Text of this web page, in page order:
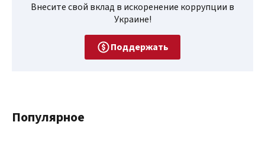
Внесите свой вклад в искоренение коррупции в
Украине!
Поддержать
Популярное